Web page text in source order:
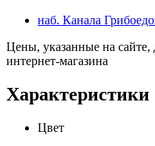
наб. Канала
Цены, указанные на сайте,
интернет-магазина
Характеристики
Цвет